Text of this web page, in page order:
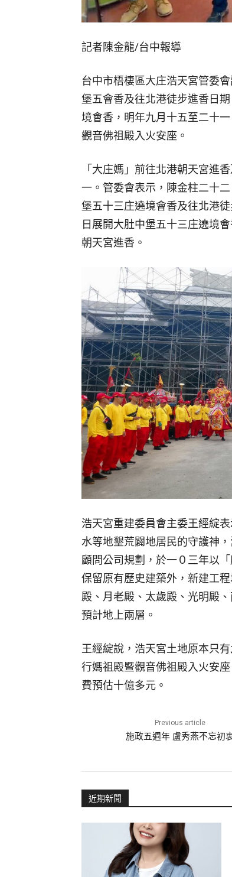
記者陳金龍∕台中報導
台中市梧棲區大庄浩天宮管委
堡五會香及往北港徒步進香日
境會香，明年九月十五至二十
觀音佛祖殿入火安座。
「大庄媽」前往北港朝天宮進
一。管委會表示，陳金柱二十
堡五十三庄遶境會香及往北港
日展開大肚中堡五十三庄遶境
朝天宮進香。
浩天宮重建委員會主委王經綻
水等地墾荒闢地居民的守護神
顧問公司規劃，於一０三年以
保留原有歷史建築外，新建工
殿、月老殿、太歲殿、光明殿
預計地上兩層。
王經綻說，浩天宮土地原本只
行媽祖殿暨觀音佛祖殿入火安
費預估十億多元。
Previous article
施政五週年 盧秀燕不忘初
近期新聞